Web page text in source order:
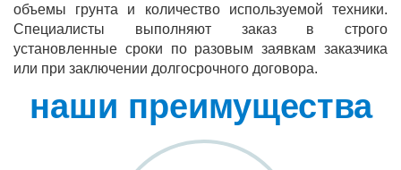
объемы грунта и количество используемой техники.
Специалисты выполняют заказ в строго
установленные сроки по разовым заявкам заказчика
или при заключении долгосрочного договора.
наши преимущества